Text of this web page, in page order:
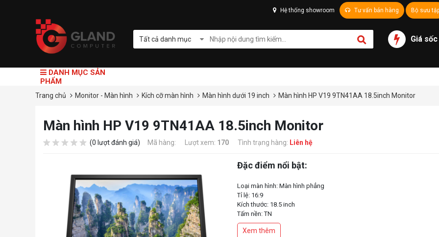
Hệ thống showroom Tư vấn bán hàng Bộ sưu
Tất cả danh mục Giá sốc
DANH MỤC SẢN
PHẨM
Trang chủ Monitor - Màn hình Kích cỡ màn hình Màn hình dưới 19 inch Màn hình HP V19 9TN41AA 18.5inch Monitor
Màn hình HP V19 9TN41AA 18.5inch Monitor
(0 lượt đánh giá) Mã hàng: Lượt xem: 170 Tình trạng hàng: Liên hệ
Đặc điểm nổi bật:
Loại màn hình: Màn hình phẳng
Tỉ lệ: 16:9
Kích thước: 18.5 inch
Tấm nền: TN
Độ phân giải: HD (1366 x 768 @ 60 Hz)
Thời gian đáp ứng: 5ms
Xem thêm